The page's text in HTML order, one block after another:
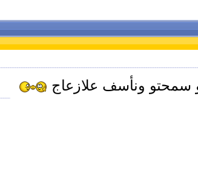
سمحتو ونأسف علازعاج